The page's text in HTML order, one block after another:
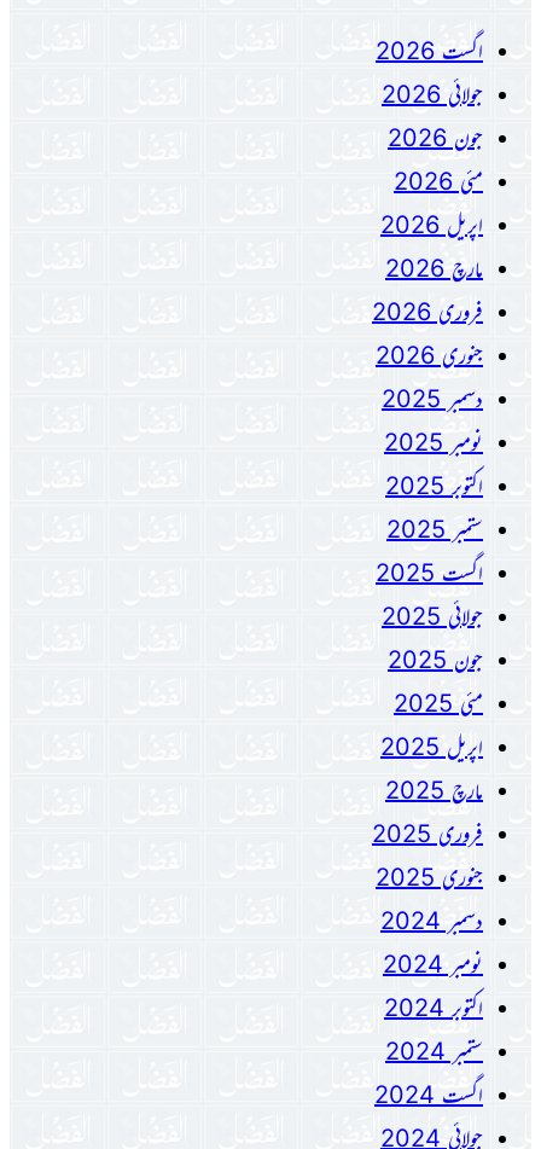
اگست 2026
جولائی 2026
جون 2026
مئی 2026
اپریل 2026
مارچ 2026
فروری 2026
جنوری 2026
دسمبر 2025
نومبر 2025
اکتوبر 2025
ستمبر 2025
اگست 2025
جولائی 2025
جون 2025
مئی 2025
اپریل 2025
مارچ 2025
فروری 2025
جنوری 2025
دسمبر 2024
نومبر 2024
اکتوبر 2024
ستمبر 2024
اگست 2024
جولائی 2024